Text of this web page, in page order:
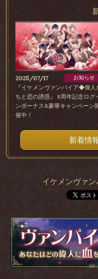
2025/07/17 お知らせ
『イケメンヴァンパイア◆偉人
ちと恋の誘惑』 8周年記念ログ
ンボーナス&豪華キャンペーン
催中！
新着情
イケメンヴァ